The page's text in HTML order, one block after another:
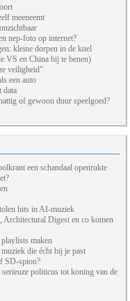
meeneemt
nep-foto op internet?
kleine dorpen in de knel
VS en China bij te benen)
veiligheid”
een auto
data
of gewoon duur speelgoed?
een schandaal openrukte
hits in AI-muziek
Digest en co komen
maken
die écht bij je past
SD-spion?
politicus tot koning van de